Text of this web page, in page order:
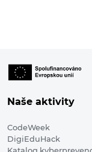
Naše aktivity
CodeWeek
DigiEduHack